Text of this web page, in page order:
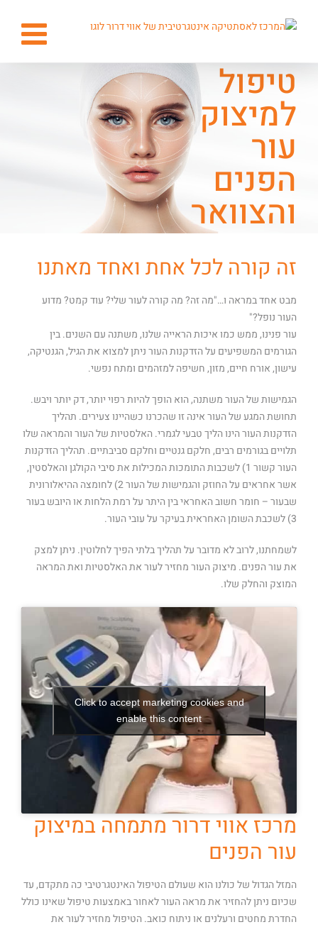
טיפול
למיצוק
עור
הפנים
והצוואר
זה קורה לכל אחת ואחד מאתנו
מבט אחד במראה ו…"מה זה? מה קורה לעור שלי? עוד קמט? מדוע
העור נופל?"
עור פנינו, ממש כמו איכות הראייה שלנו, משתנה עם השנים. בין
הגורמים המשפיעים על הזדקנות העור ניתן למצוא את הגיל, הגנטיקה,
עישון, אורח חיים, מזון, חשיפה למזהמים ומתח נפשי.
הגמישות של העור משתנה, הוא הופך להיות רפוי יותר, דק יותר ויבש.
תחושת המגע של העור אינה זו שהכרנו כשהיינו צעירים. תהליך
הזדקנות העור הינו הליך טבעי לגמרי. האלסטיות של העור והמראה שלו
תלויים בגורמים רבים, חלקם גנטיים וחלקם סביבתיים. תהליך הזדקנות
העור קשור 1) לשכבות התומכות המכילות את סיבי הקולגן והאלסטין,
אשר אחראים על החוזק והגמישות של העור 2) לחומצה ההיאלורונית
שבעור – חומר חשוב האחראי בין היתר על רמת הלחות או היובש בעור
3) לשכבת השומן האחראית בעיקר על עובי העור.
לשמחתנו, לרוב לא מדובר על תהליך בלתי הפיך לחלוטין. ניתן למצק
את עור הפנים. מיצוק העור מחזיר לעור את האלסטיות ואת המראה
המוצק והחלק שלו.
Click to accept marketing cookies and
enable this content
מרכז אווי דרור מתמחה במיצוק
עור הפנים
המזל הגדול של כולנו הוא שעולם הטיפול האינטגרטיבי כה מתקדם, עד
שכיום ניתן להחזיר את מראה העור לאחור באמצעות טיפול שאינו כולל
החדרת מחטים ורעלנים או ניתוח כואב. הטיפול מחזיר לעור את